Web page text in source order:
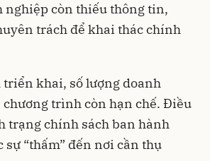
nghiệp còn thiếu thông tin,
trách để khai thác chính
triển khai, số lượng doanh
trình còn hạn chế. Điều
trạng chính sách ban hành
sự “thấm” đến nơi cần thụ